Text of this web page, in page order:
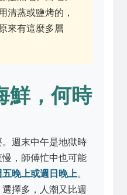
清蒸或鹽烤的，
來有這麼多層
鮮，何時
週末中午是地獄時
，師傅忙中也可能
五晚上或週日晚上。
擇多，人潮又比週